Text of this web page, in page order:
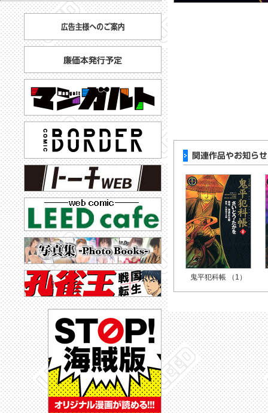
鬼平犯科帳 （1）